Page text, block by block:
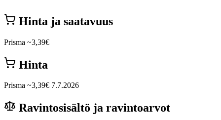
Hinta ja saatavuus
Prisma ~3,39€
Hinta
Prisma ~3,39€ 7.7.2026
Ravintosisältö ja ravintoarvot